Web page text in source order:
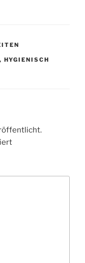
, HYGIENISCH